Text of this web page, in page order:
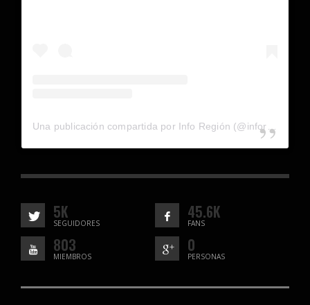
5K
SEGUIDORES
45.6K
FANS
803
MIEMBROS
0
PERSONAS